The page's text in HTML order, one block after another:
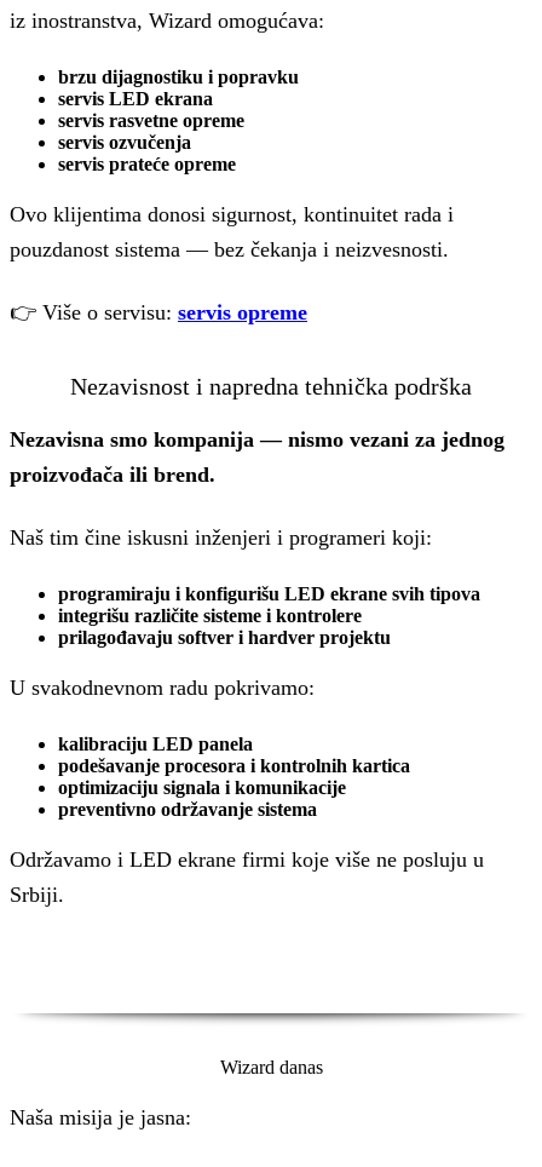
iz inostranstva, Wizard omogućava:
brzu dijagnostiku i popravku
servis LED ekrana
servis rasvetne opreme
servis ozvučenja
servis prateće opreme
Ovo klijentima donosi sigurnost, kontinuitet rada i
pouzdanost sistema — bez čekanja i neizvesnosti.
👉 Više o servisu: servis opreme
Nezavisnost i napredna tehnička podrška
Nezavisna smo kompanija — nismo vezani za jednog
proizvođača ili brend.
Naš tim čine iskusni inženjeri i programeri koji:
programiraju i konfigurišu LED ekrane svih tipova
integrišu različite sisteme i kontrolere
prilagođavaju softver i hardver projektu
U svakodnevnom radu pokrivamo:
kalibraciju LED panela
podešavanje procesora i kontrolnih kartica
optimizaciju signala i komunikacije
preventivno održavanje sistema
Održavamo i LED ekrane firmi koje više ne posluju u
Srbiji.
Wizard danas
Naša misija je jasna: